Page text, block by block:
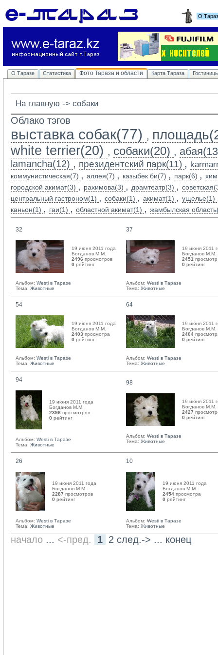
О
О Таразе Статистика Фото Тараза и области Карта Тараза
На главную -> собаки
Облако тэгов
выставка собак(77) ,
white terrier(20) , собаки(20) ,
lamancha(12) , президентский парк(11) ,
коммунистическая(7) , аллея(7) , казыбек би(7) , парк(6) ,
городской акимат(3) , рахимова(3) , драмтеатр(3) ,
центральный гастроном(1) , собаки(1) , акимат(1) , ущелье(1)
каньон(1) , гаи(1) , областной акимат(1) , жамбылская
32
19 июня 2011 года
Богданов М.М.
2496 просмотров
0 рейтинг
Альбом: Westi в Таразе
Тема: Животные
37
19 июня 2011
Богданов М.М.
2451 просмотр
0 рейтинг
Альбом: Westi в Таразе
Тема: Животные
54
19 июня 2011 года
Богданов М.М.
2403 просмотра
0 рейтинг
Альбом: Westi в Таразе
Тема: Животные
64
19 июня 2011
Богданов М.М.
2404
0 рейтинг
Альбом: Westi в Таразе
Тема: Животные
94
19 июня 2011 года
Богданов М.М.
2396 просмотров
0 рейтинг
Альбом: Westi в Таразе
Тема: Животные
98
19 июня 2011
Богданов М.М.
2427
0 рейтинг
Альбом: Westi в Таразе
Тема: Животные
26
19 июня 2011 года
Богданов М.М.
2287 просмотров
0 рейтинг
Альбом: Westi в Таразе
Тема: Животные
10
19 июня 2011 года
Богданов М.М.
2454 просмотра
0 рейтинг
Альбом: Westi в Таразе
Тема: Животные
начало ... <-пред. 1 2 след.-> ... конец